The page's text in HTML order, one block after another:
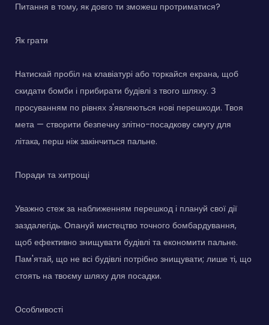
Питання в тому, як довго ти зможеш протриматися?
Як грати
Натискай пробіл на клавіатурі або торкайся екрана, щоб
скидати бомби і прибирати будівлі з твого шляху. З
просуванням по рівнях з'являються нові перешкоди. Твоя
мета — створити безпечну злітно-посадкову смугу для
літака, перш ніж закінчиться пальне.
Поради та хитрощі
Уважно стеж за наближенням перешкод і плануй свої дії
заздалегідь. Опануй мистецтво точного бомбардування,
щоб ефективно знищувати будівлі та економити пальне.
Пам'ятай, що не всі будівлі потрібно знищувати; лише ті, що
стоять на твоєму шляху для посадки.
Особливості